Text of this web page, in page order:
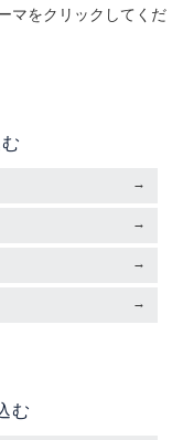
マをクリックしてくだ
む